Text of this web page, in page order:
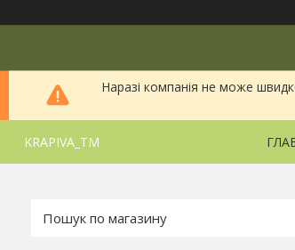
Наразі компанія не може
KRAPIVA_TM